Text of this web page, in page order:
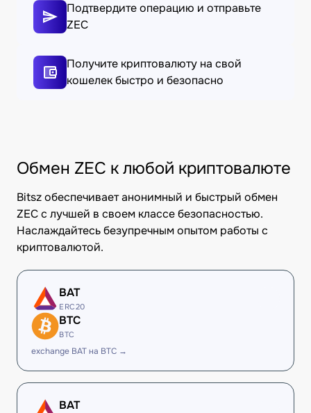
Подтвердите операцию и отправьте
ZEC
Получите криптовалюту на свой
кошелек быстро и безопасно
Обмен ZEC к любой криптовалюте
Bitsz обеспечивает анонимный и быстрый обмен
ZEC с лучшей в своем классе безопасностью.
Наслаждайтесь безупречным опытом работы с
криптовалютой.
BAT
ERC20
BTC
BTC
exchange BAT на BTC →
BAT